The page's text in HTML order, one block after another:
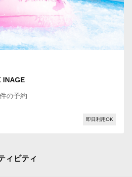
INAGE
の予約
即日利用OK
ィビティ